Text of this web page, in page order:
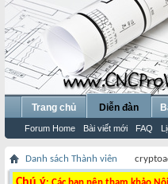
Trang chủ Diễn đàn
Forum Home Bài viết mới FAQ
Danh sách Thành viên